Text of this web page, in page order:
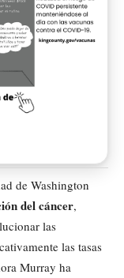
de Washington
del cáncer,
las
las tasas
Murray ha